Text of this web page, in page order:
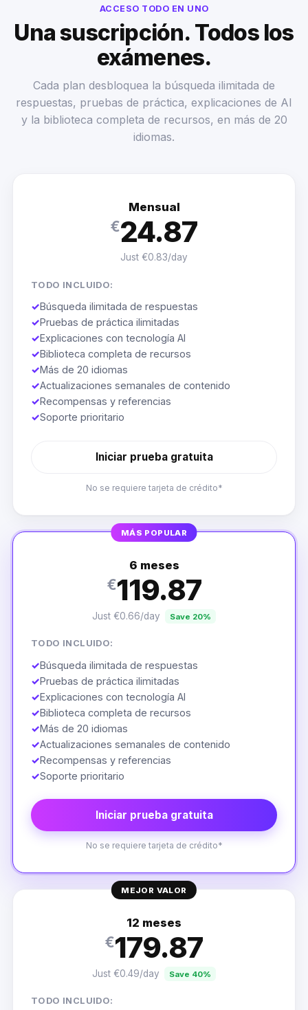
ACCESO TODO EN UNO
Una suscripción. Todos los
exámenes.
Cada plan desbloquea la búsqueda ilimitada de
respuestas, pruebas de práctica, explicaciones de AI
y la biblioteca completa de recursos, en más de 20
idiomas.
Mensual
€24.87
Just €0.83/day
TODO INCLUIDO:
✓Búsqueda ilimitada de respuestas
✓Pruebas de práctica ilimitadas
✓Explicaciones con tecnología AI
✓Biblioteca completa de recursos
✓Más de 20 idiomas
✓Actualizaciones semanales de contenido
✓Recompensas y referencias
✓Soporte prioritario
Iniciar prueba gratuita
No se requiere tarjeta de crédito*
MÁS POPULAR
6 meses
€119.87
Just €0.66/day Save 20%
TODO INCLUIDO:
✓Búsqueda ilimitada de respuestas
✓Pruebas de práctica ilimitadas
✓Explicaciones con tecnología AI
✓Biblioteca completa de recursos
✓Más de 20 idiomas
✓Actualizaciones semanales de contenido
✓Recompensas y referencias
✓Soporte prioritario
Iniciar prueba gratuita
No se requiere tarjeta de crédito*
MEJOR VALOR
12 meses
€179.87
Just €0.49/day Save 40%
TODO INCLUIDO: